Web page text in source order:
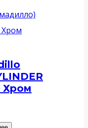
Хром